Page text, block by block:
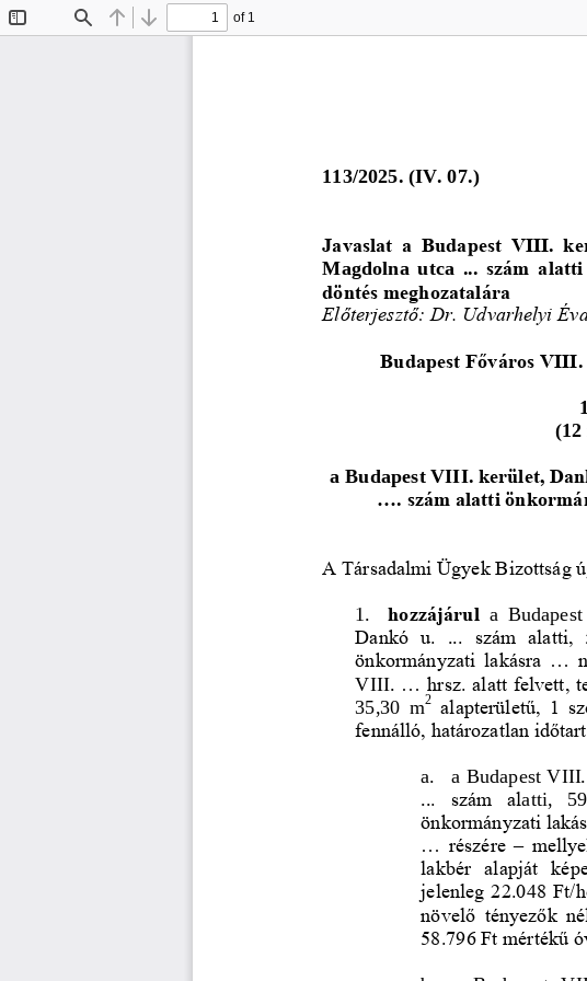
Find Previous
Next
of 1
113/2025. (IV. 07.)
Javaslat  a  Budapest  VIII.
Magdolna  utca ...  szám
döntés meghozatalára
Előterjesztő: Dr. Udvarhelyi
Budapest Főváros
(12
a Budapest VIII. kerület,
.... szám alatti
A Társadalmi Ügyek Bizottság
1. hozzájárul a
Dankó  u.
.  szám  alatti,
önkormányzati  lakásra
VIII.
hrsz. alatt felvett,
35,30 m2 alapterületű,  1
fennálló, határozatlan
a.
a Budapest VIII.
.  szám  alatti,
önkormányzati
részére –
lakbér  alapját
jelenleg 22.048 Ft/
növelő  tényezők
58.796 Ft mértékű